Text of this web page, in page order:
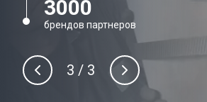
3000
брендов партнеров
3 / 3